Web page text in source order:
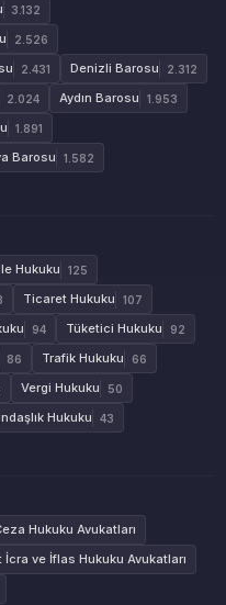
3.132
2.526
2.431 Denizli Barosu 2.312
2.024 Aydın Barosu 1.953
1.891
Barosu 1.582
Hukuku 125
Ticaret Hukuku 107
94 Tüketici Hukuku 92
86 Trafik Hukuku 66
Vergi Hukuku 50
Hukuku 43
Hukuku Avukatları
İcra ve İflas Hukuku Avukatları